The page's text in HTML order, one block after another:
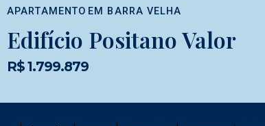
APARTAMENTO EM BARRA VELHA
Edifício Positano Valor
R$ 1.799.879